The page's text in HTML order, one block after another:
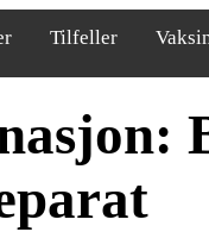
Tilfeller